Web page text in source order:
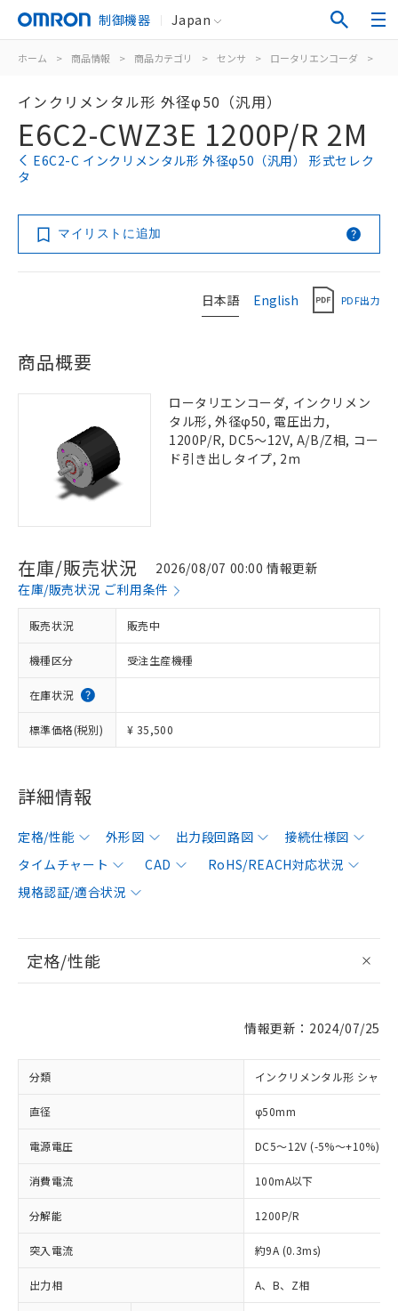
制御機器 Japan
ホーム > 商品情報 > 商品カテゴリ > センサ > ロータリエンコーダ >
インクリメンタル形 外径φ50（汎用）
E6C2-CWZ3E 1200P/R 2M
E6C2-C インクリメンタル形 外径φ50（汎用） 形式セレク
タ
マイリストに追加
日本語 English PDF出力
商品概要
ロータリエンコーダ, インクリメン
タル形, 外径φ50, 電圧出力,
1200P/R, DC5～12V, A/B/Z相, コー
ド引き出しタイプ, 2m
在庫/販売状況
2026/08/07 00:00 情報更新
在庫/販売状況 ご利用条件
販売状況 販売中
機種区分 受注生産機種
在庫状況
標準価格(税別) ¥ 35,500
詳細情報
定格/性能 外形図 出力段回路図
接続仕様図
タイムチャート
CAD
RoHS/REACH対応状況
規格認証/適合状況
定格/性能
情報更新：2024/07/25
分類 インクリメンタル形 シャフ
直径 φ50mm
電源電圧 DC5～12V (-5%～+10%)
消費電流 100mA以下
分解能 1200P/R
突入電流 約9A (0.3ms)
出力相 A、B、Z相